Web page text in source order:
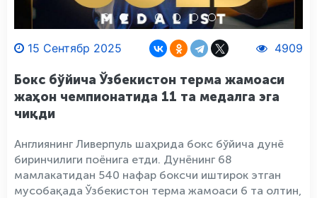
15 Сентябр 2025 4909
Бокс бўйича Ўзбекистон терма жамоаси
жаҳон чемпионатида 11 та медалга эга
чиқди
Англиянинг Ливерпуль шаҳрида бокс бўйича дунё
биринчилиги поёнига етди. Дунёнинг 68
мамлакатидан 540 нафар боксчи иштирок этган
мусобақада Ўзбекистон терма жамоаси 6 та олтин,